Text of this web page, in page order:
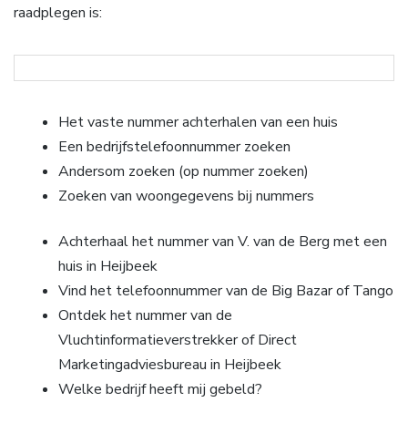
raadplegen is:
Het vaste nummer achterhalen van een huis
Een bedrijfstelefoonnummer zoeken
Andersom zoeken (op nummer zoeken)
Zoeken van woongegevens bij nummers
Achterhaal het nummer van V. van de Berg met een
huis in Heijbeek
Vind het telefoonnummer van de Big Bazar of Tango
Ontdek het nummer van de
Vluchtinformatieverstrekker of Direct
Marketingadviesbureau in Heijbeek
Welke bedrijf heeft mij gebeld?